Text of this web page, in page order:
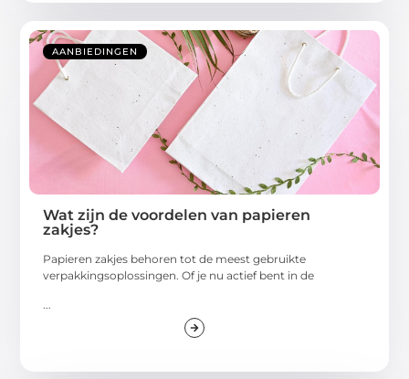
AANBIEDINGEN
Wat zijn de voordelen van papieren
zakjes?
Papieren zakjes behoren tot de meest gebruikte
verpakkingsoplossingen. Of je nu actief bent in de